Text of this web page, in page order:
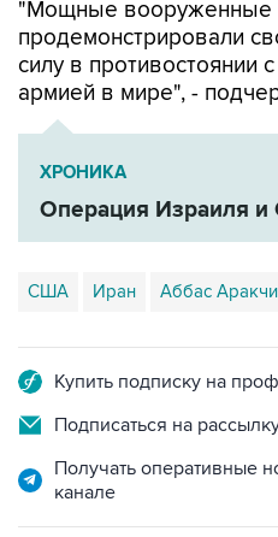
силу в противостоянии
армией в мире", -
ХРОНИКА
Операция Израиля и
США Иран Аббас Аракчи
Подписаться на
Получать оперативные